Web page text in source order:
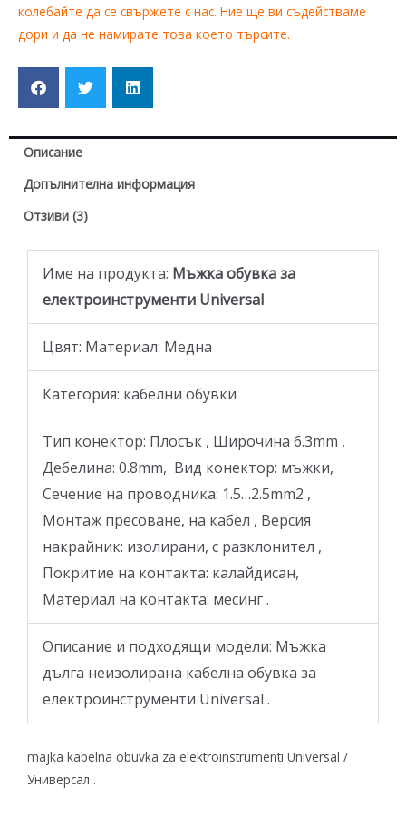
колебайте да се свържете с нас. Ние ще ви съдействаме
дори и да не намирате това което търсите.
Описание
Допълнителна информация
Отзиви (3)
Име на продукта: Мъжка обувка за
електроинструменти Universal
Цвят: Материал: Медна
Категория: кабелни обувки
Тип конектор: Плосък , Широчина 6.3mm ,
Дебелина: 0.8mm, Вид конектор: мъжки,
Сечение на проводника: 1.5…2.5mm2 ,
Монтаж пресоване, на кабел , Версия
накрайник: изолирани, с разклонител ,
Покритие на контакта: калайдисан,
Материал на контактa: месинг .
Описание и подходящи модели: Мъжка
дълга неизолирана кабелна обувка за
електроинструменти Universal .
majka kabelna obuvka za elektroinstrumenti Universal /
Универсал .